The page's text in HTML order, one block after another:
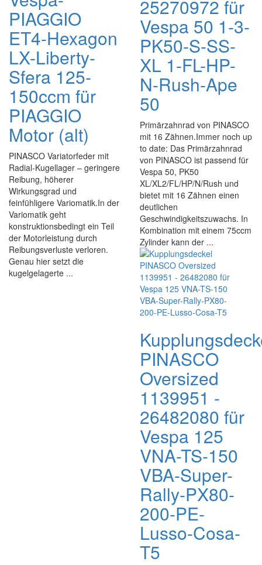
PIAGGIO
ET4-Hexagon
LX-Liberty-
Sfera 125-
150ccm für
PIAGGIO
Motor (alt)
PINASCO Variatorfeder mit
Radial-Kugellager – geringere
Reibung, höherer
Wirkungsgrad und
feinfühligere Variomatik.In der
Variomatik geht
konstruktionsbedingt ein Teil
der Motorleistung durch
Reibungsverluste verloren.
Genau hier setzt die
kugelgelagerte ...
25270972 für
Vespa 50 1-3-
PK50-S-SS-
XL 1-FL-HP-
N-Rush-Ape
50
Primärzahnrad von PINASCO
mit 16 Zähnen.Immer noch up
to date: Das Primärzahnrad
von PINASCO ist passend für
Vespa 50, PK50
XL/XL2/FL/HP/N/Rush und
bietet mit 16 Zähnen einen
deutlichen
Geschwindigkeitszuwachs. In
Kombination mit einem 75ccm
Zylinder kann der ...
PINASCO
Oversized
1139951 -
26482080 für
Vespa 125
VNA-TS-150
VBA-Super-
Rally-PX80-
200-PE-
Lusso-Cosa-
T5